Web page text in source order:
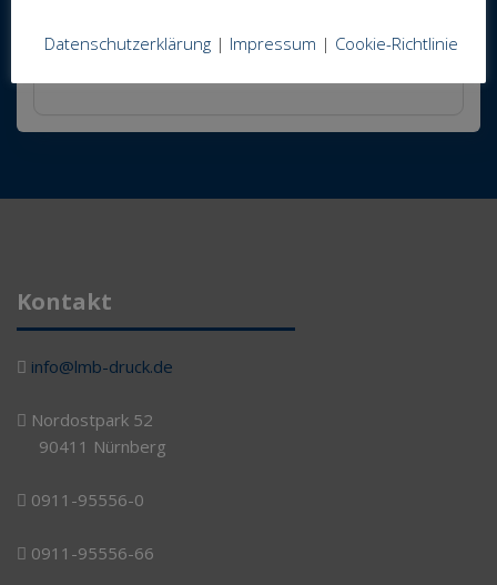
hat übrigens erst am Finalspieltag Herrn Stapfer
Kontakt
info@lmb-druck.de
Nordostpark 52
90411 Nürnberg
0911-95556-0
0911-95556-66
Datenschutzerklärung| Impressum | Cookie-Richtlinie